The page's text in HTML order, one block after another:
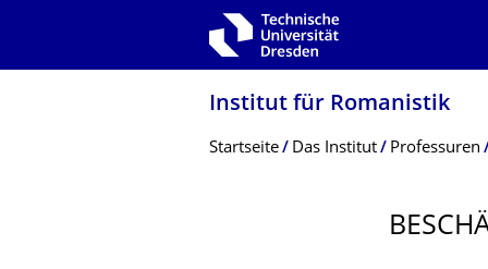
Zur Hauptnavigation springen
Institut für Romanistik
Breadcrumb-Menü
Startseite Das Institut Professuren